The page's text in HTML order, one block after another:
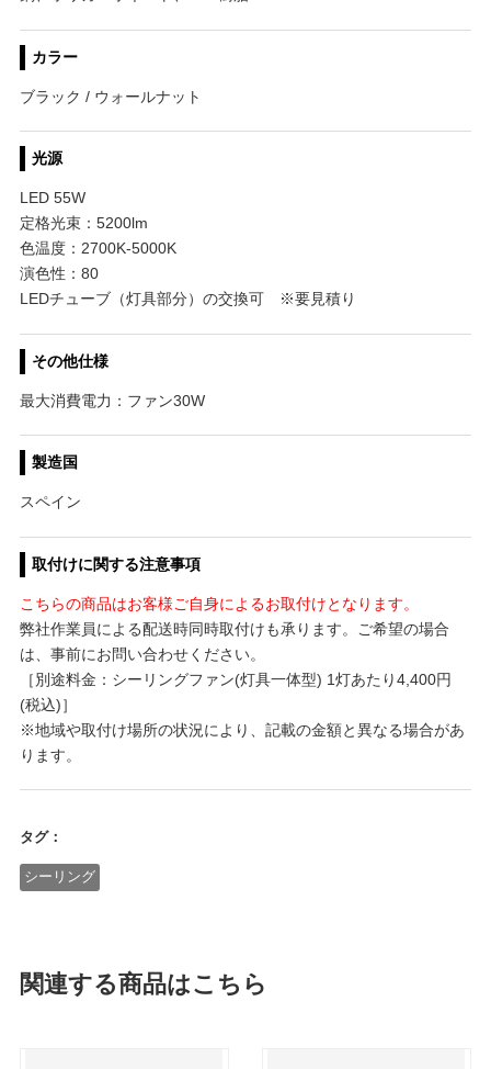
カラー
ブラック / ウォールナット
光源
LED 55W
定格光束：5200lm
色温度：2700K-5000K
演色性：80
LEDチューブ（灯具部分）の交換可 ※要見積り
その他仕様
最大消費電力：ファン30W
製造国
スペイン
取付けに関する注意事項
こちらの商品はお客様ご自身によるお取付けとなります。
弊社作業員による配送時同時取付けも承ります。ご希望の場合
は、事前にお問い合わせください。
［別途料金：シーリングファン(灯具一体型) 1灯あたり4,400円
(税込)］
※地域や取付け場所の状況により、記載の金額と異なる場合があ
ります。
タグ：
シーリング
関連する商品はこちら